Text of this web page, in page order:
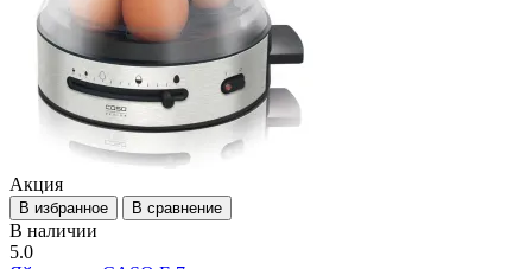
Акция
В избранное В сравнение
В наличии
5.0